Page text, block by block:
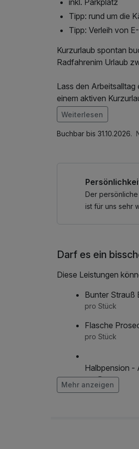
inkl. Parkplatz
Tipp: rund um die
Tipp: Verleih von
Kurzurlaub spontan
Radfahrenim Urlaub
Lass den
einem aktiven
Packe dein Fahrrad
entspannt dem
erklimmt damit die
(HP-Aufbuchung vor
Buche noch heute
gefallen, bei uns!
bis 10:30 Uhr
Im Angebot enthalten
1 x Welcome Drink,
Weiterlesen
Buchbar bis 31.10.2026.
Der
ist für uns sehr
Darf es ein
Diese Leistungen
Bunter Strauß
pro Stück
Flasche
pro Stück
Halbpension -
pro Person
Mehr anzeigen